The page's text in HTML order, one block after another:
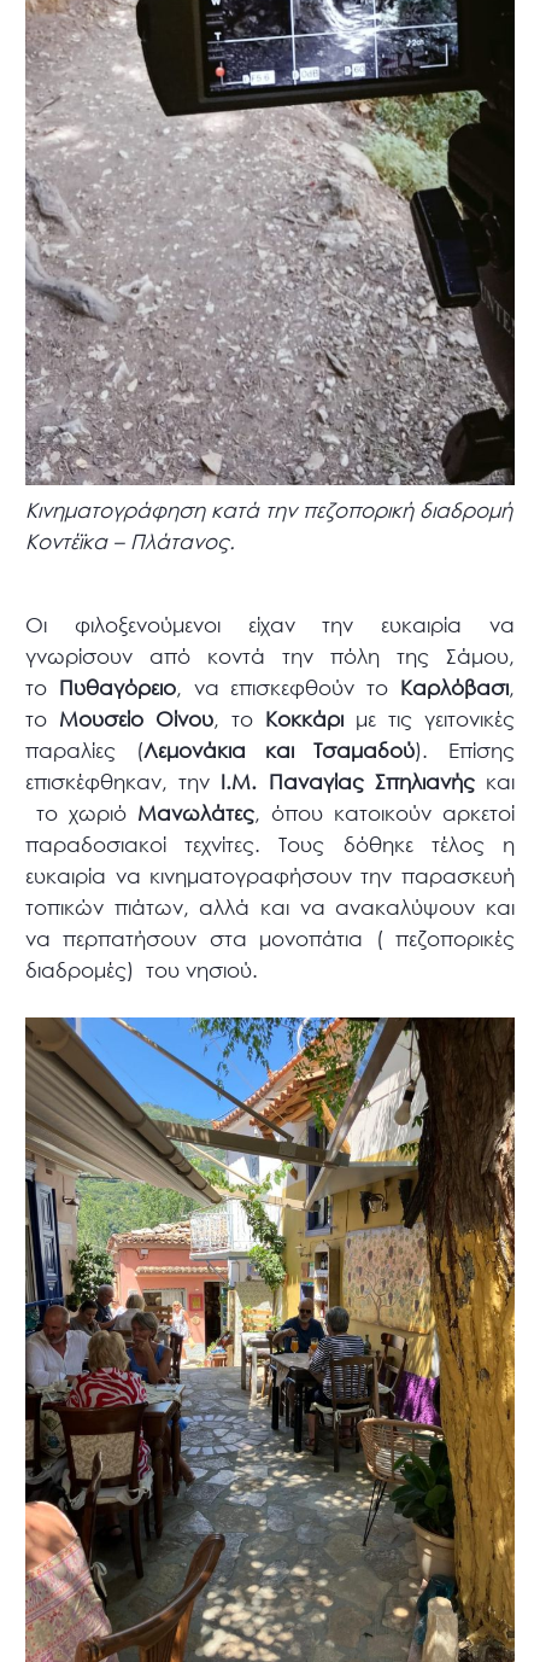
Κινηματογράφηση κατά την πεζοπορική διαδρομή
Κοντέϊκα – Πλάτανος.
Οι φιλοξενούμενοι είχαν την ευκαιρία να
γνωρίσουν από κοντά την πόλη της Σάμου,
το Πυθαγόρειο, να επισκεφθούν το Καρλόβασι,
το Μουσείο Οίνου, το Κοκκάρι με τις γειτονικές
παραλίες (Λεμονάκια και Τσαμαδού). Επίσης
επισκέφθηκαν, την Ι.Μ. Παναγίας Σπηλιανής και
το χωριό Μανωλάτες, όπου κατοικούν αρκετοί
παραδοσιακοί τεχνίτες. Τους δόθηκε τέλος η
ευκαιρία να κινηματογραφήσουν την παρασκευή
τοπικών πιάτων, αλλά και να ανακαλύψουν και
να περπατήσουν στα μονοπάτια ( πεζοπορικές
διαδρομές) του νησιού.